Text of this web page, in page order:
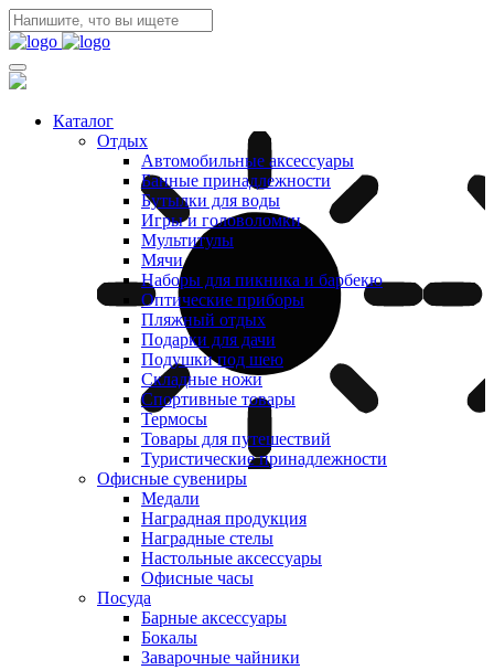
Каталог
Отдых
Автомобильные аксессуары
Банные принадлежности
Бутылки для воды
Игры и головоломки
Мультитулы
Мячи
Наборы для пикника и барбекю
Оптические приборы
Пляжный отдых
Подарки для дачи
Подушки под шею
Складные ножи
Спортивные товары
Термосы
Товары для путешествий
Туристические принадлежности
Офисные сувениры
Медали
Наградная продукция
Наградные стелы
Настольные аксессуары
Офисные часы
Посуда
Барные аксессуары
Бокалы
Заварочные чайники